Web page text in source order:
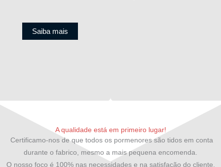
Saiba mais
A qualidade está em primeiro lugar!
Certificamo-nos de que todos os pormenores são tidos em conta
durante o fabrico, mesmo a mais pequena encomenda.
O nosso foco é 100% nas necessidades e na satisfação do cliente.